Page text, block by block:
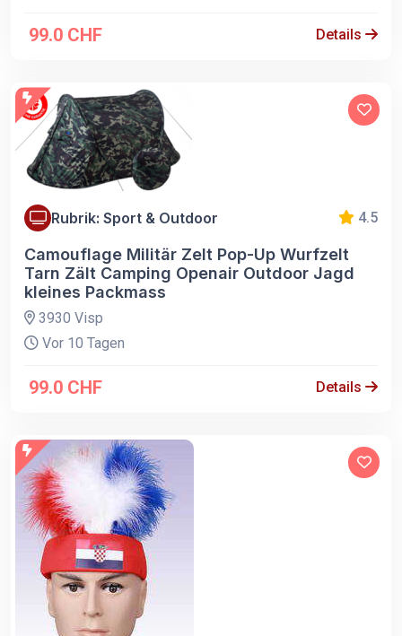
99.0 CHF Details
Rubrik: Sport & Outdoor 4.5
Camouflage Militär Zelt Pop-Up Wurfzelt
Tarn Zält Camping Openair Outdoor Jagd
kleines Packmass
3930 Visp
Vor 10 Tagen
99.0 CHF Details